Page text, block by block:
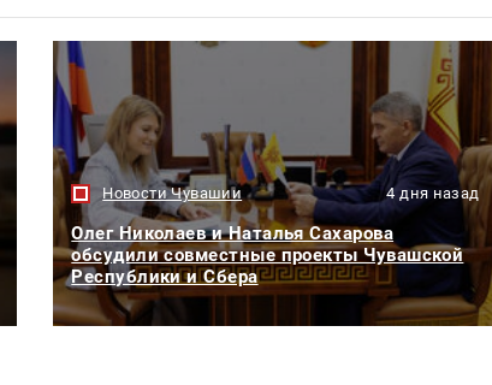
Новости Чувашии 4 дня назад
Олег Николаев и Наталья Сахарова
обсудили совместные проекты Чувашской
Республики и Сбера